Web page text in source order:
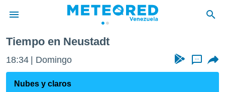
de
ha
Tiempo en Neustadt
18:34 Domingo ...
Nubes y claros